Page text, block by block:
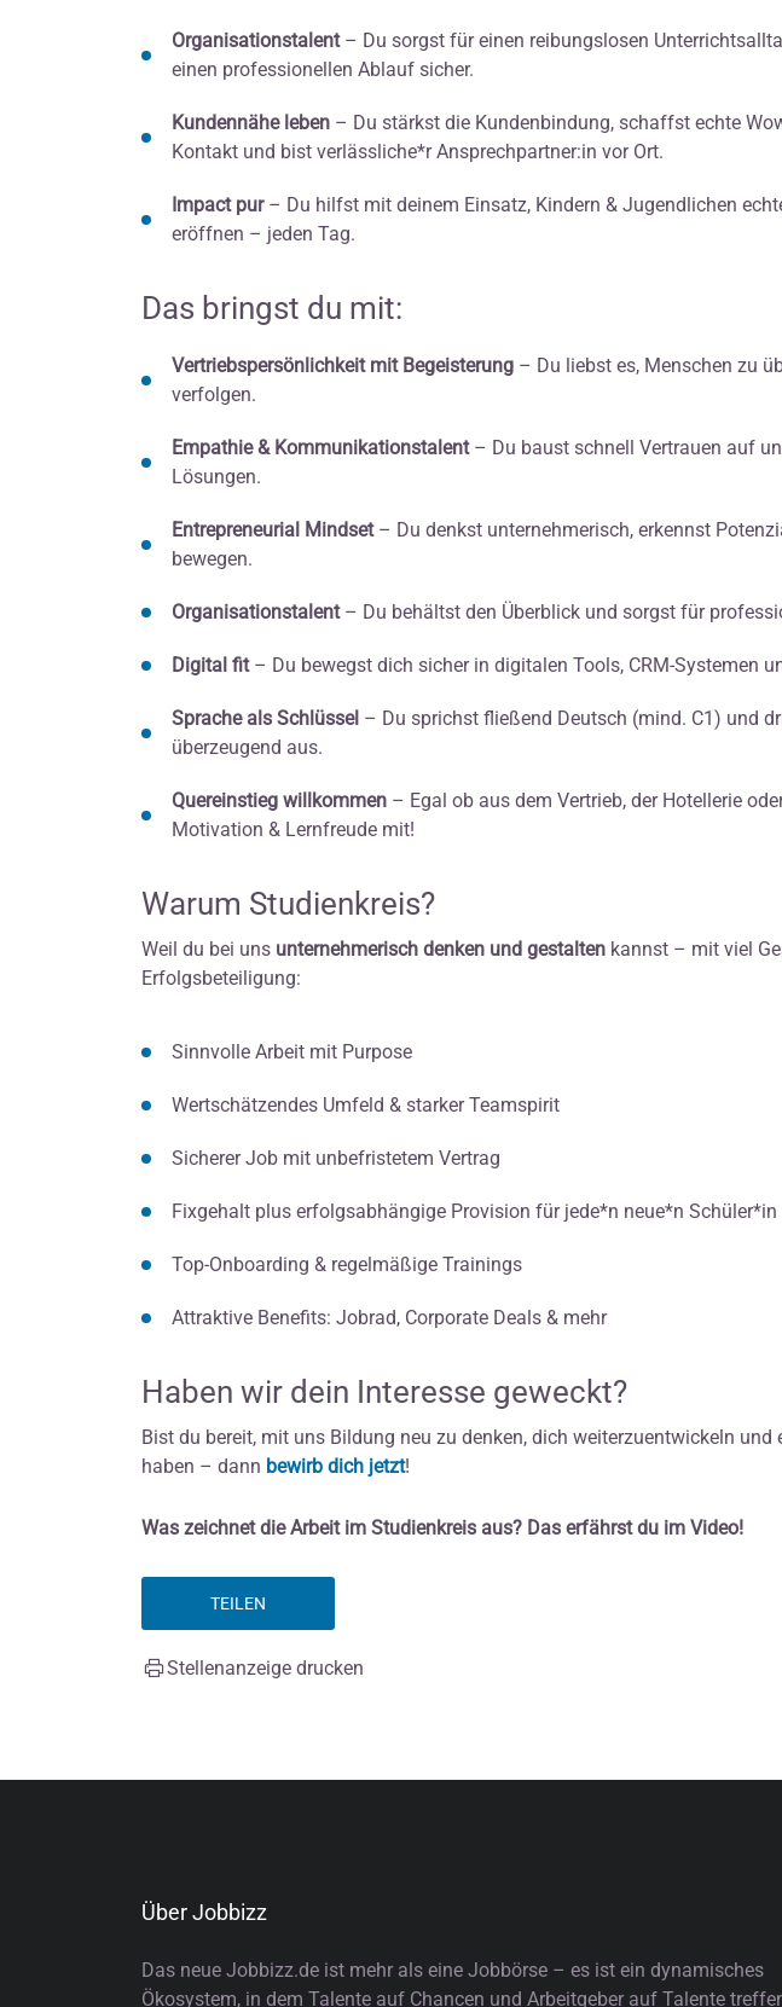
Organisationstalent– Du sorgst für einen reibungslosen
einen professionellen Ablauf sicher.
Kundennähe leben – Du stärkst die Kundenbindung, schaffst echte
Kontakt und bist verlässliche*r Ansprechpartner:in vor Ort.
Impact pur– Du hilfst mit deinem Einsatz, Kindern & Jugendlichen
eröffnen – jeden Tag.
Das bringst du mit:
Vertriebspersönlichkeit mit Begeisterung – Du liebst es, Menschen zu
verfolgen.
Empathie & Kommunikationstalent– Du baust schnell Vertrauen auf
Lösungen.
Entrepreneurial Mindset– Du denkst unternehmerisch, erkennst
bewegen.
Organisationstalent– Du behältst den Überblick und sorgst für
Digital fit– Du bewegst dich sicher in digitalen Tools, CRM-Systemen
Sprache als Schlüssel – Du sprichst fließend Deutsch (mind. C1) und
überzeugend aus.
Quereinstieg willkommen – Egal ob aus dem Vertrieb, der Hotellerie
Motivation & Lernfreude mit!
Warum Studienkreis?
Weil du bei uns unternehmerisch denken und gestalten kannst – mit viel
Erfolgsbeteiligung:
Sinnvolle Arbeit mit Purpose
Wertschätzendes Umfeld & starker Teamspirit
Sicherer Job mit unbefristetem Vertrag
Fixgehalt plus erfolgsabhängige Provision für jede*n neue*n Schüler*in
Top-Onboarding & regelmäßige Trainings
Attraktive Benefits: Jobrad, Corporate Deals & mehr
Haben wir dein Interesse geweckt?
Bist du bereit, mit uns Bildung neu zu denken, dich weiterzuentwickeln und
haben – dann bewirb dich jetzt!
Was zeichnet die Arbeit im Studienkreis aus? Das erfährst du im Video!
TEILEN
Stellenanzeige drucken
Über Jobbizz
Das neue Jobbizz.de ist mehr als eine Jobbörse – es ist ein dynamisches
Ökosystem, in dem Talente auf Chancen und Arbeitgeber auf Talente